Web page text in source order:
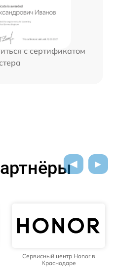
с сертификатом
Сервисный центр Honor в
Краснодаре